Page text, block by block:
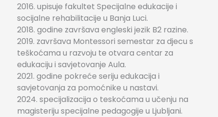
2016. upisuje fakultet Specijalne edukacije i
socijalne rehabilitacije u Banja Luci.
2018. godine završava engleski jezik B2 razine.
2019. završava Montessori semestar za djecu s
teškoćama u razvoju te otvara centar za
edukaciju i savjetovanje Aula.
2021. godine pokreće seriju edukacija i
savjetovanja za pomoćnike u nastavi.
2024. specijalizacija o teskoćama u učenju na
magisteriju specijalne pedagogije u Ljubljani.